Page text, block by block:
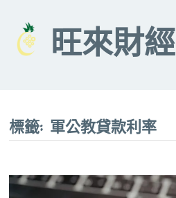
content
旺來財經
標籤: 軍公教貸款利率